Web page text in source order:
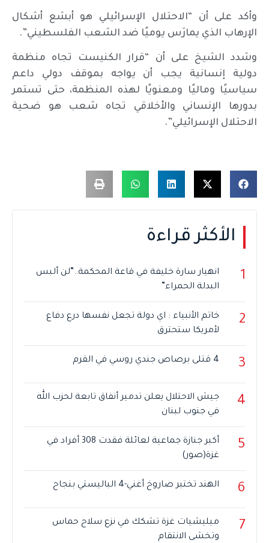
وأكد على أن “الاحتلال الإسرائيلي هو أبشع أشكال
الإرهاب الذي يمارَس يوميًا ضد الشعب الفلسطيني”.
وشدد الشيخ على أن “قرار الكنيست تجاه منظمة
دولية إنسانية يجب أن يواجه بموقف دولي داعم
سياسيًا وماليًا ومعنويًا لهذه المنظمة، حتى تستمر
بدورها الإنساني والأخلاقي تجاه شعب هو ضحية
الاحتلال الإسرائيلي”.
الأكثر قراءة
1
انهيار سارة خليفة في قاعة المحكمة..”لن ألبس
البدلة الحمراء”
2
خاتم الأنبياء : اي دولة تجعل نفسها درع دفاع
لأمريكا ستحترق
3 4 قتلى برصاص جندي روسي في القرم
4
جيش الاحتلال يعلن تدمير أنفاق تابعة لحزب الله
في جنوب لبنان
5
أكبر جنازة جماعية لعائلة فقدت 308 أفراد في
غزة(صور)
6 الهند تختبر صاروخ أغني-4 الباليستي بنجاح
7
ميليشيات غزة تشكك في نزع سلاح حماس
وتخشى الانتقام